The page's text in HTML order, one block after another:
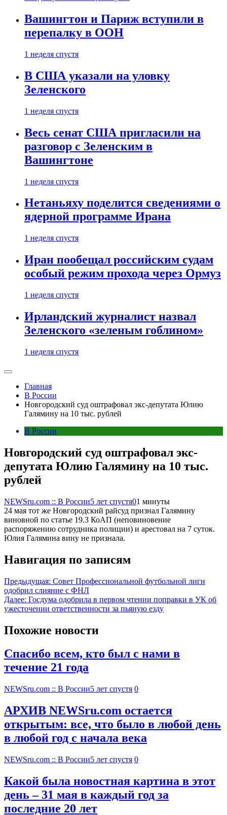
Вашингтон и Париж вступили в
перепалку в ООН
1 неделя спустя
В США указали на уловку
Зеленского
1 неделя спустя
Весь сенат США пригласили на
разговор с Зеленским в
Вашингтоне
1 неделя спустя
Нетаньяху поделится сведениями о
ядерной программе Ирана
1 неделя спустя
Иран пообещал российским судам
особый режим прохода через Ормуз
1 неделя спустя
Ирландский журналист назвал
Зеленского «зеленым гоблином»
1 неделя спустя
Главная
В России
Новгородский суд оштрафовал экс-депутата Юлию
Галямину на 10 тыс. рублей
В России
Новгородский суд оштрафовал экс-
депутата Юлию Галямину на 10 тыс.
рублей
NEWSru.com :: В России5 лет спустя01 минуты
24 мая тот же Новгородский райсуд признал Галямину
виновной по статье 19.3 КоАП (неповиновение
распоряжению сотрудника полиции) и арестовал на 7 суток.
Юлия Галямина вину не признала.
Навигация по записям
Предыдущая: Совет Профессиональной футбольной лиги
одобрил слияние с ФНЛ
Далее: Госдума одобрила в первом чтении поправки в УК об
ужесточении ответственности за пьяную езду
Похожие новости
Спасибо всем, кто был с нами в
течение 21 года
NEWSru.com :: В России5 лет спустя 0
АРХИВ NEWSru.com остается
открытым: все, что было в любой день
в любой год с начала века
NEWSru.com :: В России5 лет спустя 0
Какой была новостная картина в этот
день – 31 мая в каждый год за
последние 20 лет